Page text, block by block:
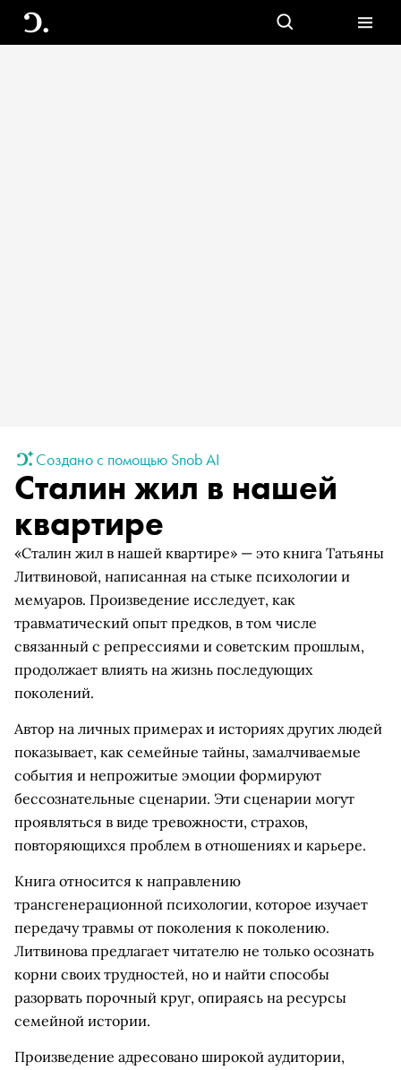
Создано с помощью Snob AI
Сталин жил в нашей
квартире
«Сталин жил в нашей квартире» — это книга Татьяны
Литвиновой, написанная на стыке психологии и
мемуаров. Произведение исследует, как
травматический опыт предков, в том числе
связанный с репрессиями и советским прошлым,
продолжает влиять на жизнь последующих
поколений.
Автор на личных примерах и историях других людей
показывает, как семейные тайны, замалчиваемые
события и непрожитые эмоции формируют
бессознательные сценарии. Эти сценарии могут
проявляться в виде тревожности, страхов,
повторяющихся проблем в отношениях и карьере.
Книга относится к направлению
трансгенерационной психологии, которое изучает
передачу травмы от поколения к поколению.
Литвинова предлагает читателю не только осознать
корни своих трудностей, но и найти способы
разорвать порочный круг, опираясь на ресурсы
семейной истории.
Произведение адресовано широкой аудитории,